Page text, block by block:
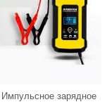
Импульсное зарядное